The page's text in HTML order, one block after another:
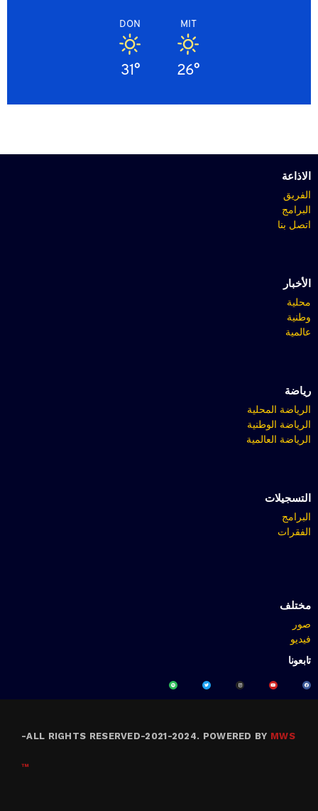
MIT
26°
DON
31°
الاذاعة
الفريق
البرامج
اتصل بنا
الأخبار
محلية
وطنية
عالمية
رياضة
الرياضة المحلية
الرياضة الوطنية
الرياضة العالمية
التسجيلات
البرامج
الفقرات
مختلف
صور
فيديو
تابعونا
ALL RIGHTS RESERVED-2021-2024. POWERED BY MWS
-
™